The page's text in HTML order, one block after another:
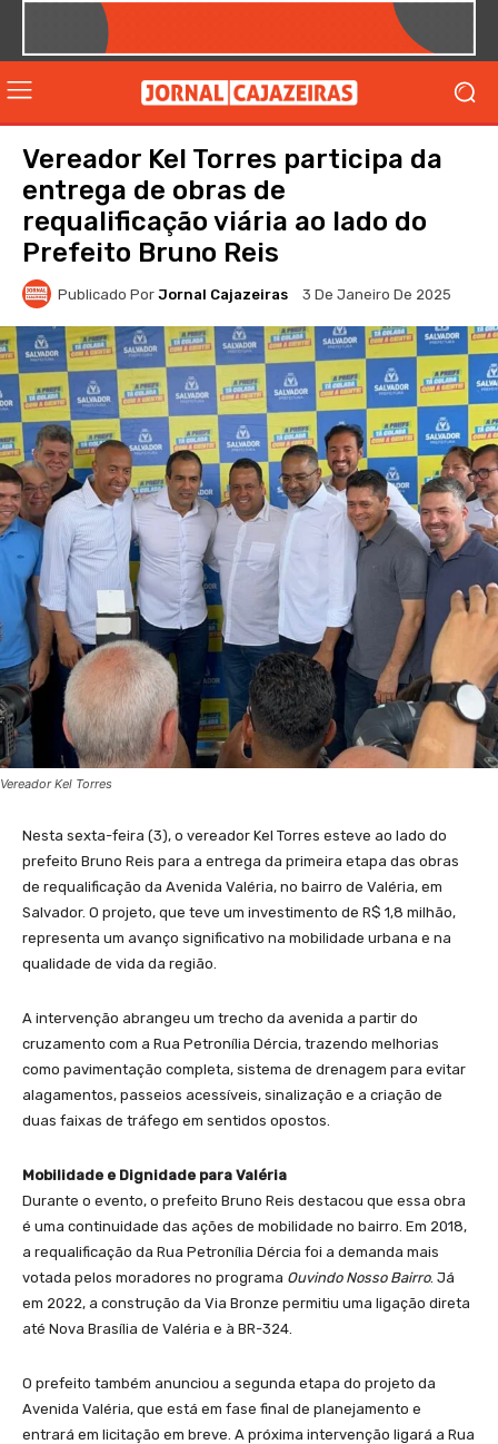
Vereador Kel Torres participa da
entrega de obras de
requalificação viária ao lado do
Prefeito Bruno Reis
Publicado Por Jornal Cajazeiras 3 De Janeiro De 2025
Vereador Kel Torres
Nesta sexta-feira (3), o vereador Kel Torres esteve ao lado do
prefeito Bruno Reis para a entrega da primeira etapa das obras
de requalificação da Avenida Valéria, no bairro de Valéria, em
Salvador. O projeto, que teve um investimento de R$ 1,8 milhão,
representa um avanço significativo na mobilidade urbana e na
qualidade de vida da região.
A intervenção abrangeu um trecho da avenida a partir do
cruzamento com a Rua Petronília Dércia, trazendo melhorias
como pavimentação completa, sistema de drenagem para evitar
alagamentos, passeios acessíveis, sinalização e a criação de
duas faixas de tráfego em sentidos opostos.
Mobilidade e Dignidade para Valéria
Durante o evento, o prefeito Bruno Reis destacou que essa obra
é uma continuidade das ações de mobilidade no bairro. Em 2018,
a requalificação da Rua Petronília Dércia foi a demanda mais
votada pelos moradores no programa Ouvindo Nosso Bairro. Já
em 2022, a construção da Via Bronze permitiu uma ligação direta
até Nova Brasília de Valéria e à BR-324.
O prefeito também anunciou a segunda etapa do projeto da
Avenida Valéria, que está em fase final de planejamento e
entrará em licitação em breve. A próxima intervenção ligará a Rua